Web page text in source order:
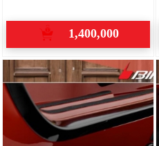
1,400,000